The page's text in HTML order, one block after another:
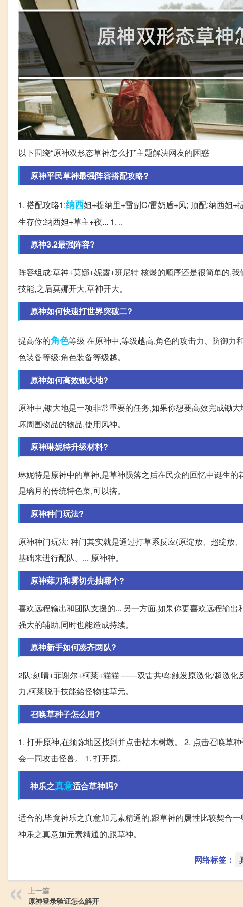
以下围绕“原神双形态草神怎么打”主题解决网友的困惑
原神平民草神最强阵容搭配攻略?
1. 搭配攻略1:纳西妲+提纳里+雷副C/雷奶盾+风; 顶配:纳西妲+
生存位:纳西妲+草主+夜... 1. ..
原神3.2最强阵容?
阵容组成:草神+莫娜+妮露+班尼特 核爆的顺序还是很简单的,
技能,之后莫娜开大,草神开大。
原神如何快速打世界突破二?
提高你的角色等级 在原神中,等级越高,角色的攻击力、防御力
色装备等级:角色装备等级越。
原神如何高效锄大地?
原神中,锄大地是一项非常重要的任务,如果你想要高效完成锄
坏周围物品的物品,使用风神。
原神琳妮特升级材料?
琳妮特是原神中的草神,是草神陨落之后在民众的回忆中诞生
是璃月的传统特色菜,可以搭。
原神种门玩法?
原神种门玩法: 种门其实就是通过打草系反应(原绽放、超绽放
基础来进行配队。... 原神种。
原神薙刀和雾切先抽哪个?
喜欢远程输出和团队支援的... 另一方面,如果你更喜欢远程输
强大的辅助,同时也能造成持续。
原神新手如何凑齐两队?
2队:刻晴+菲谢尔+柯莱+猫猫 ——双雷共鸣:触发原激化/超激化
力,柯莱脱手技能給怪物挂草元。
召唤草种子怎么用?
1. 打开原神,在须弥地区找到并点击枯木树墩。 2. 点击召唤草
会一同攻击怪兽。 1. 打开原。
神乐之真意适合草神吗?
适合的,毕竟神乐之真意加元素精通的,跟草神的属性比较契合
神乐之真意加元素精通的,跟草神。
网络标签：
上一篇
原神登录验证怎么解开